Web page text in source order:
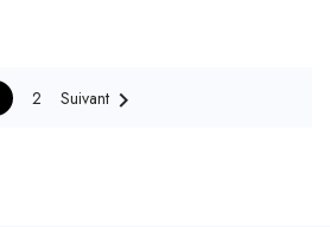
2 Suivant 